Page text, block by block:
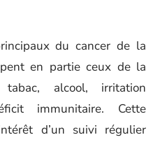
du cancer de la
en partie ceux de la
alcool, irritation
immunitaire. Cette
d’un suivi régulier